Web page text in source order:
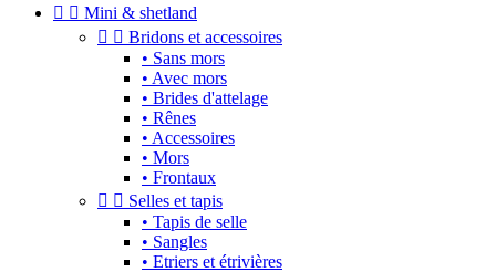
  Mini & shetland
  Bridons et accessoires
• Sans mors
• Avec mors
• Brides d'attelage
• Rênes
• Accessoires
• Mors
• Frontaux
  Selles et tapis
• Tapis de selle
• Sangles
• Etriers et étrivières